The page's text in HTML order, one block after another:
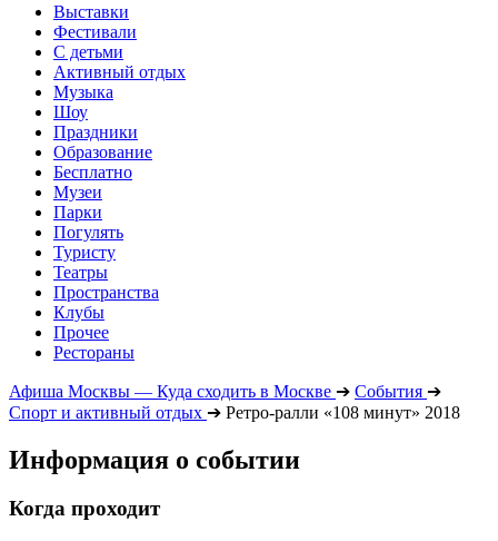
Выставки
Фестивали
С детьми
Активный отдых
Музыка
Шоу
Праздники
Образование
Бесплатно
Музеи
Парки
Погулять
Туристу
Театры
Пространства
Клубы
Прочее
Рестораны
Афиша Москвы — Куда сходить в Москве ➔ События ➔
Спорт и активный отдых ➔ Ретро-ралли «108 минут» 2018
Информация о событии
Когда проходит